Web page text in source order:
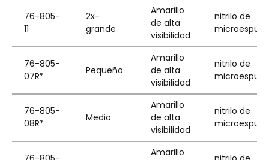
76-805-
11
2x-
grande
Amarillo
de alta
visibilidad
nitrilo de
76-805-
07R*
Pequeño
Amarillo
de alta
visibilidad
nitrilo de
76-805-
08R*
Medio
Amarillo
de alta
visibilidad
nitrilo de
Amarillo